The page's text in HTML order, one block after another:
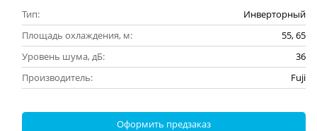
Тип:
Инверторный
Площадь охлаждения, м:
55, 65
Уровень шума, дБ:
36
Производитель:
Fuji
Оформить предзаказ